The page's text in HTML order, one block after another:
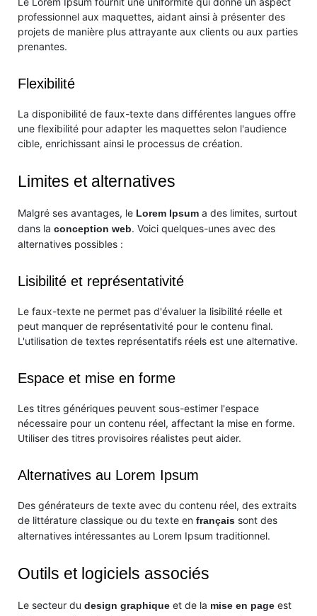
professionnel aux maquettes, aidant ainsi à présenter des
projets de manière plus attrayante aux clients ou aux parties
prenantes.
Flexibilité
La disponibilité de faux-texte dans différentes langues offre
une flexibilité pour adapter les maquettes selon l'audience
cible, enrichissant ainsi le processus de création.
Limites et alternatives
Malgré ses avantages, le Lorem Ipsum a des limites, surtout
dans la conception web. Voici quelques-unes avec des
alternatives possibles :
Lisibilité et représentativité
Le faux-texte ne permet pas d'évaluer la lisibilité réelle et
peut manquer de représentativité pour le contenu final.
L'utilisation de textes représentatifs réels est une alternative.
Espace et mise en forme
Les titres génériques peuvent sous-estimer l'espace
nécessaire pour un contenu réel, affectant la mise en forme.
Utiliser des titres provisoires réalistes peut aider.
Alternatives au Lorem Ipsum
Des générateurs de texte avec du contenu réel, des extraits
de littérature classique ou du texte en français sont des
alternatives intéressantes au Lorem Ipsum traditionnel.
Outils et logiciels associés
Le secteur du design graphique et de la mise en page est